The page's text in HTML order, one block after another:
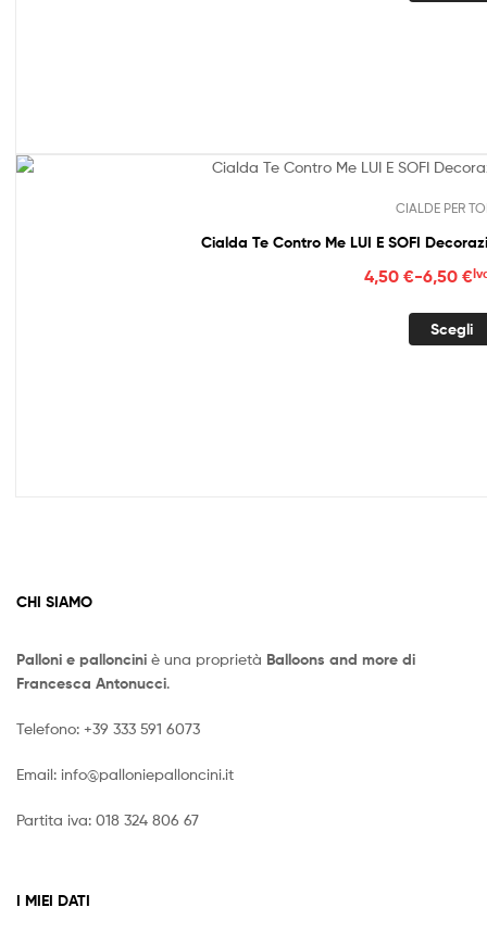
CIALDE PER
Cialda Te Contro Me LUI E SOFI
4,50 €-6,50 €
Scegli
CHI SIAMO
Palloni e palloncini è una proprietà Balloons and more di
Francesca Antonucci.
Telefono: +39 333 591 6073
Email: info@palloniepalloncini.it
Partita iva: 018 324 806 67
I MIEI DATI